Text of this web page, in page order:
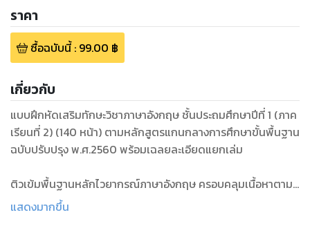
ราคา
ซื้อฉบับนี้: 99.00 ฿
เกี่ยวกับ
แบบฝึกหัดเสริมทักษะวิชาภาษาอังกฤษ ชั้นประถมศึกษาปีที่ 1 (ภาค
เรียนที่ 2) (140 หน้า) ตามหลักสูตรแกนกลางการศึกษาขั้นพื้นฐาน
ฉบับปรับปรุง พ.ศ.2560 พร้อมเฉลยละเอียดแยกเล่ม
ติวเข้มพื้นฐานหลักไวยากรณ์ภาษาอังกฤษ ครอบคลุมเนื้อหาตาม
แบบเรียนของกระทรวงศึกษาธิการ และประเมินผลพร้อมฝึกทักษะ
แสดงมากขึ้น